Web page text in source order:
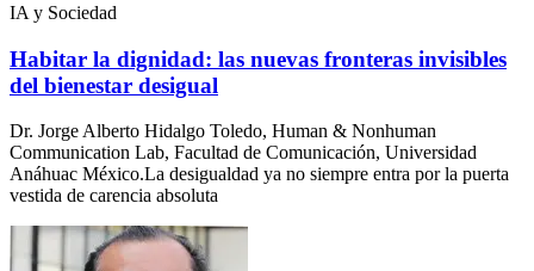
IA y Sociedad
Habitar la dignidad: las nuevas fronteras invisibles
del bienestar desigual
Dr. Jorge Alberto Hidalgo Toledo, Human & Nonhuman
Communication Lab, Facultad de Comunicación, Universidad
Anáhuac México.La desigualdad ya no siempre entra por la puerta
vestida de carencia absoluta